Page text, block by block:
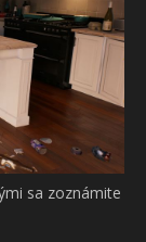
sa zoznámite